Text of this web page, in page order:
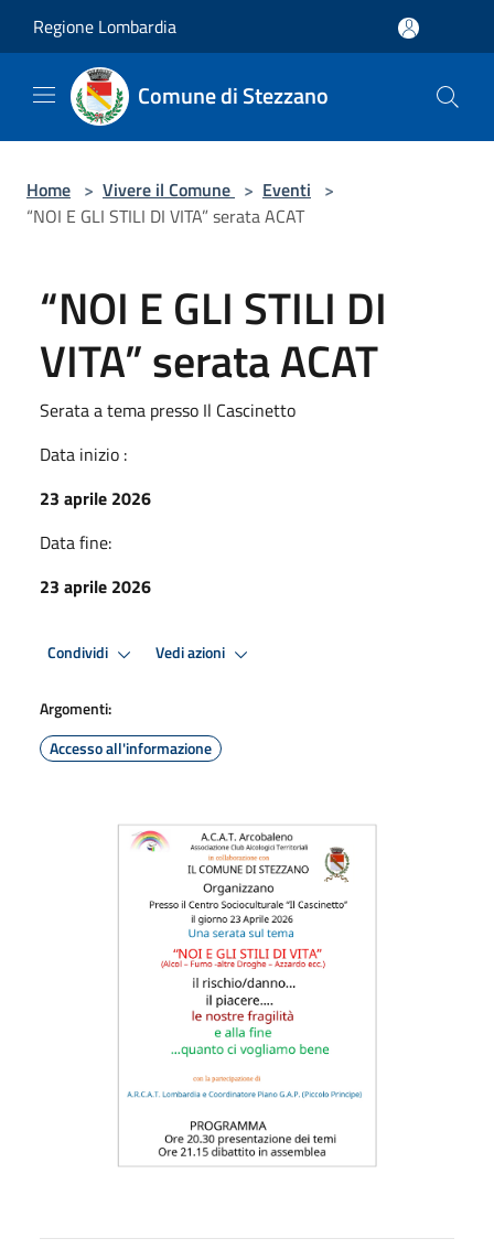
Regione Lombardia
Comune di Stezzano
Home > Vivere il Comune > Eventi >
“NOI E GLI STILI DI VITA” serata ACAT
“NOI E GLI STILI DI
VITA” serata ACAT
Serata a tema presso Il Cascinetto
Data inizio :
23 aprile 2026
Data fine:
23 aprile 2026
Condividi Vedi azioni
Argomenti:
Accesso all'informazione